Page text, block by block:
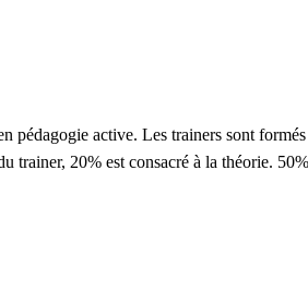
pédagogie active. Les trainers sont
trainer, 20% est consacré à la théorie.